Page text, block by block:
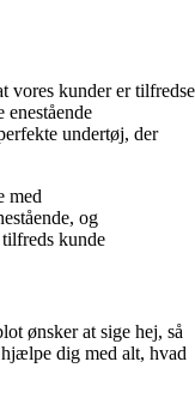
vores kunder er tilfredse
undertøj, der
med
og
kunde
ønsker at sige hej, så
dig med alt, hvad